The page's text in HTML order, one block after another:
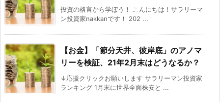
投資の格言から学ぼう！ こんにちは！サラリーマ
ン投資家nakkanです！ 202 ...
【お金】「節分天井、彼岸底」のアノマ
リーを検証、21年2月末はどうなるか？
↓応援クリックお願いします サラリーマン投資家
ランキング 1月末に世界全面株安と ...